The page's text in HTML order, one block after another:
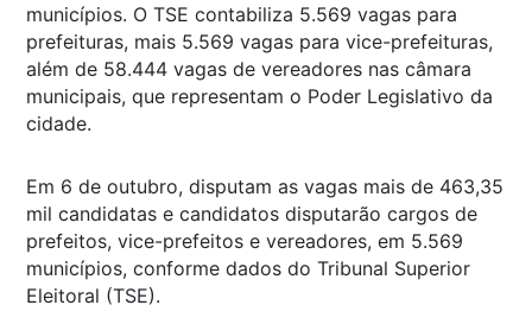
municípios. O TSE contabiliza 5.569 vagas para
prefeituras, mais 5.569 vagas para vice-prefeituras,
além de 58.444 vagas de vereadores nas câmara
municipais, que representam o Poder Legislativo da
cidade.
Em 6 de outubro, disputam as vagas mais de 463,35
mil candidatas e candidatos disputarão cargos de
prefeitos, vice-prefeitos e vereadores, em 5.569
municípios, conforme dados do Tribunal Superior
Eleitoral (TSE).